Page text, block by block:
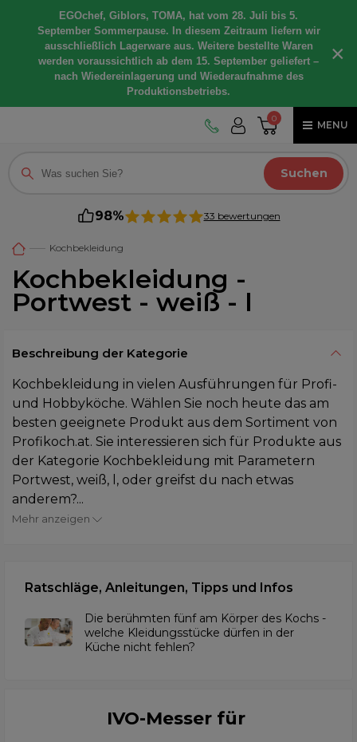
EGOchef, Giblors, TOMA, hat vom 28. Juli bis 5.
September Sommerpause. In diesem Zeitraum liefern wir
ausschließlich Lagerware aus. Weitere bestellte Waren
werden voraussichtlich ab dem 15. September geliefert –
nach Wiedereinlagerung und Wiederaufnahme des
Produktionsbetriebs.
×
0
MENU
Suchen
98% 33 bewertungen
Kochbekleidung
Kochbekleidung -
Portwest - weiß - l
Beschreibung der Kategorie
Kochbekleidung in vielen Ausführungen für Profi-
und Hobbyköche. Wählen Sie noch heute das am
besten geeignete Produkt aus dem Sortiment von
Profikoch.at. Sie interessieren sich für Produkte aus
der Kategorie Kochbekleidung mit Parametern
Portwest, weiß, l, oder greifst du nach etwas
anderem?...
Mehr anzeigen
Ratschläge, Anleitungen, Tipps und Infos
Die berühmten fünf am Körper des Kochs -
welche Kleidungsstücke dürfen in der
Küche nicht fehlen?
IVO-Messer für